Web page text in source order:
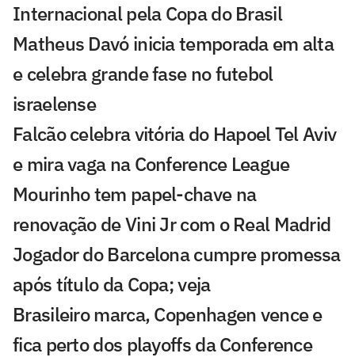
Internacional pela Copa do Brasil
Matheus Davó inicia temporada em alta
e celebra grande fase no futebol
israelense
Falcão celebra vitória do Hapoel Tel Aviv
e mira vaga na Conference League
Mourinho tem papel-chave na
renovação de Vini Jr com o Real Madrid
Jogador do Barcelona cumpre promessa
após título da Copa; veja
Brasileiro marca, Copenhagen vence e
fica perto dos playoffs da Conference